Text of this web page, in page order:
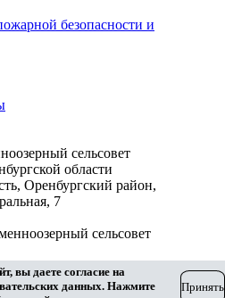
безопасности и
сельсовет
области
Оренбургский район,
7
сельсовет
вы даете согласие на
данных. Нажмите
Принять